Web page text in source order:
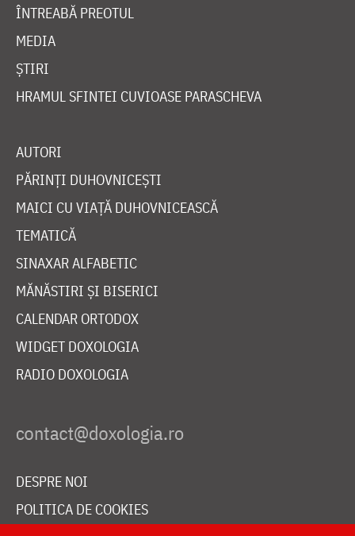
ÎNTREABĂ PREOTUL
MEDIA
ȘTIRI
HRAMUL SFINTEI CUVIOASE PARASCHEVA
AUTORI
PĂRINȚI DUHOVNICEȘTI
MAICI CU VIAȚĂ DUHOVNICEASCĂ
TEMATICĂ
SINAXAR ALFABETIC
MĂNĂSTIRI ȘI BISERICI
CALENDAR ORTODOX
WIDGET DOXOLOGIA
RADIO DOXOLOGIA
DESPRE NOI
POLITICA DE COOKIES